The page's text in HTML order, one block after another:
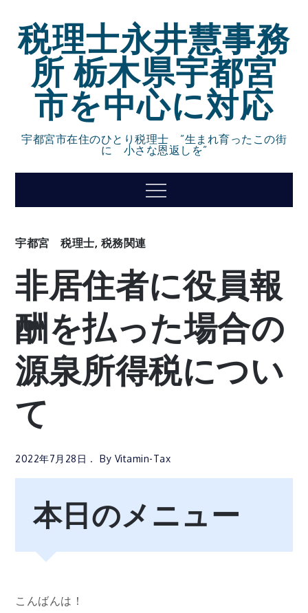
content
税理士永井慧事務
所 栃木県宇都宮
市を中心に対応
宇都宮市在住のひとり税理士 ”生まれ育ったこの街
に 小さな恩返しを”
Menu
宇都宮 税理士, 税務関連
非居住者に役員報
酬を払った場合の
源泉所得税につい
て
2022年7月28日 By Vitamin-Tax
本日のメニュー
こんばんは！